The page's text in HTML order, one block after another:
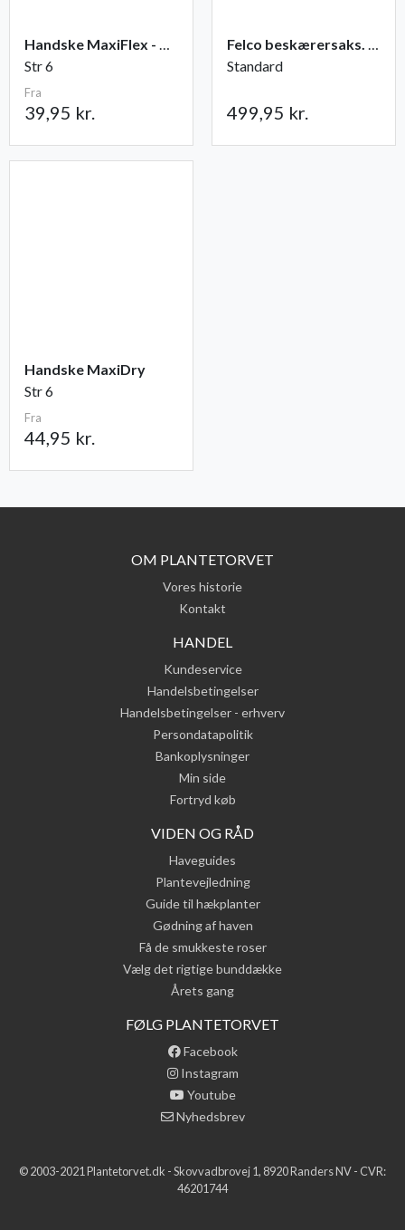
Handske MaxiFlex - Ultimate
Str 6
Fra
39,95 kr.
Felco beskærersaks. nr. 2
Standard
499,95 kr.
Handske MaxiDry
Str 6
Fra
44,95 kr.
OM PLANTETORVET
Vores historie
Kontakt
HANDEL
Kundeservice
Handelsbetingelser
Handelsbetingelser - erhverv
Persondatapolitik
Bankoplysninger
Min side
Fortryd køb
VIDEN OG RÅD
Haveguides
Plantevejledning
Guide til hækplanter
Gødning af haven
Få de smukkeste roser
Vælg det rigtige bunddække
Årets gang
FØLG PLANTETORVET
Facebook
Instagram
Youtube
Nyhedsbrev
© 2003-2021 Plantetorvet.dk - Skovvadbrovej 1, 8920 Randers NV - CVR:
46201744